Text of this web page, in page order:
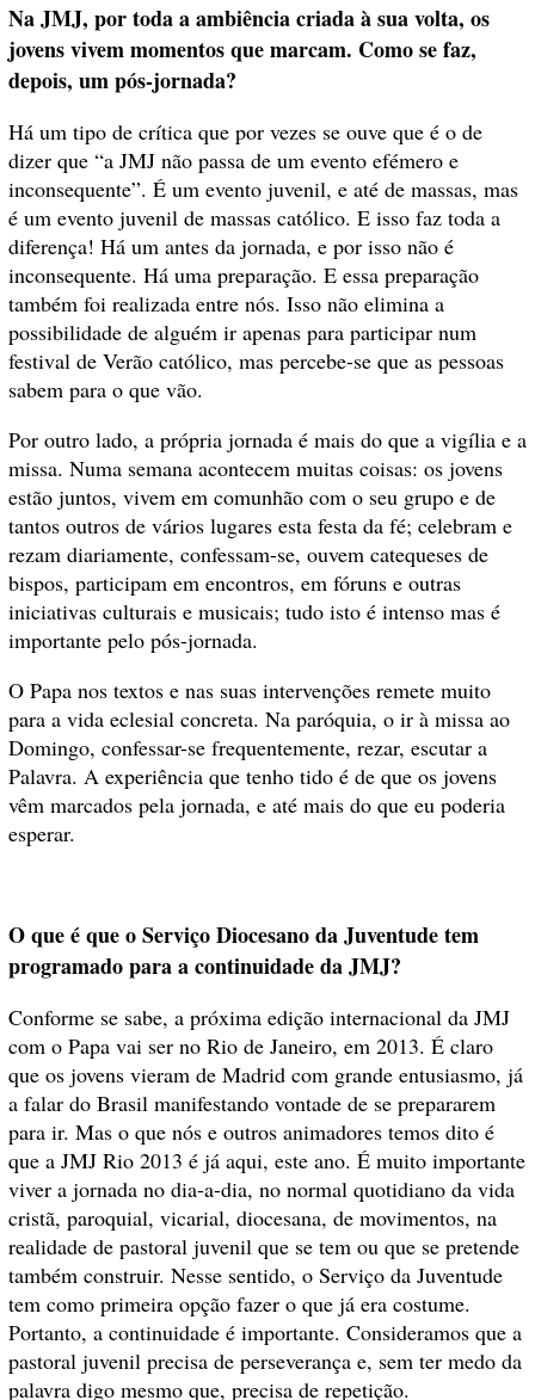
Na JMJ, por toda a ambiência criada à sua volta, os
jovens vivem momentos que marcam. Como se faz,
depois, um pós-jornada?
Há um tipo de crítica que por vezes se ouve que é o de
dizer que “a JMJ não passa de um evento efémero e
inconsequente”. É um evento juvenil, e até de massas, mas
é um evento juvenil de massas católico. E isso faz toda a
diferença! Há um antes da jornada, e por isso não é
inconsequente. Há uma preparação. E essa preparação
também foi realizada entre nós. Isso não elimina a
possibilidade de alguém ir apenas para participar num
festival de Verão católico, mas percebe-se que as pessoas
sabem para o que vão.
Por outro lado, a própria jornada é mais do que a vigília e a
missa. Numa semana acontecem muitas coisas: os jovens
estão juntos, vivem em comunhão com o seu grupo e de
tantos outros de vários lugares esta festa da fé; celebram e
rezam diariamente, confessam-se, ouvem catequeses de
bispos, participam em encontros, em fóruns e outras
iniciativas culturais e musicais; tudo isto é intenso mas é
importante pelo pós-jornada.
O Papa nos textos e nas suas intervenções remete muito
para a vida eclesial concreta. Na paróquia, o ir à missa ao
Domingo, confessar-se frequentemente, rezar, escutar a
Palavra. A experiência que tenho tido é de que os jovens
vêm marcados pela jornada, e até mais do que eu poderia
esperar.
O que é que o Serviço Diocesano da Juventude tem
programado para a continuidade da JMJ?
Conforme se sabe, a próxima edição internacional da JMJ
com o Papa vai ser no Rio de Janeiro, em 2013. É claro
que os jovens vieram de Madrid com grande entusiasmo, já
a falar do Brasil manifestando vontade de se prepararem
para ir. Mas o que nós e outros animadores temos dito é
que a JMJ Rio 2013 é já aqui, este ano. É muito importante
viver a jornada no dia-a-dia, no normal quotidiano da vida
cristã, paroquial, vicarial, diocesana, de movimentos, na
realidade de pastoral juvenil que se tem ou que se pretende
também construir. Nesse sentido, o Serviço da Juventude
tem como primeira opção fazer o que já era costume.
Portanto, a continuidade é importante. Consideramos que a
pastoral juvenil precisa de perseverança e, sem ter medo da
palavra digo mesmo que, precisa de repetição.